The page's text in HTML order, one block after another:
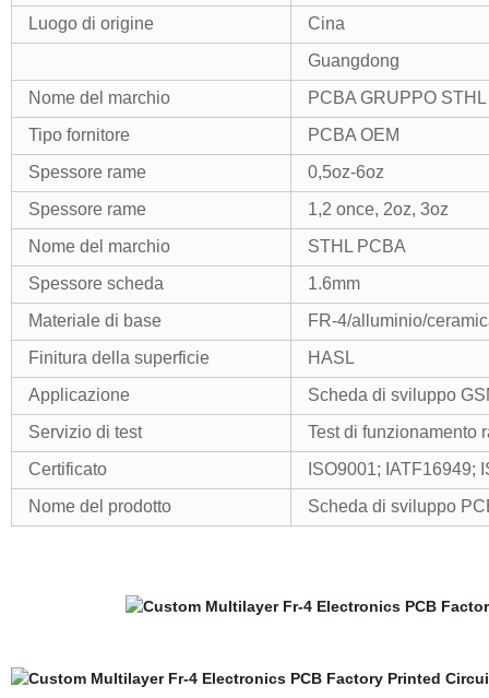
Luogo di origine
Cina
Guangdong
Nome del marchio
PCBA GRUPPO STHL
Tipo fornitore
PCBA OEM
Spessore rame
0,5oz-6oz
Spessore rame
1,2 once, 2oz, 3oz
Nome del marchio
STHL PCBA
Spessore scheda
1.6mm
Materiale di base
FR-4/alluminio/
Finitura della superficie
HASL
Applicazione
Scheda di sviluppo
Servizio di test
Test di funzionamento
Certificato
ISO9001; IATF16949;
Nome del prodotto
Scheda di sviluppo